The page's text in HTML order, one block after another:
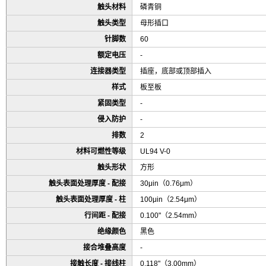
触头材料
磷青铜
触头类型
母形插口
针脚数
60
额定电压
-
连接器类型
插座，底部或顶部插入
样式
板至板
紧固类型
-
侵入防护
-
排数
2
材料可燃性等级
UL94 V-0
触头形状
方形
触头表面处理厚度 - 配接
30μin（0.76μm）
触头表面处理厚度 - 柱
100μin（2.54μm）
行间距 - 配接
0.100"（2.54mm）
绝缘颜色
黑色
接合堆叠高度
-
接触长度 - 接线柱
0.118"（3.00mm）